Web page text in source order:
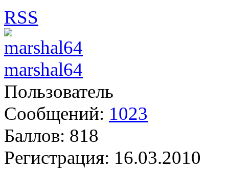
RSS
marshal64
Пользователь
Сообщений: 1023
Баллов: 818
Регистрация: 16.03.2010